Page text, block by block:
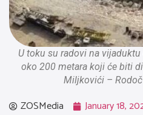
U toku su radovi na
oko 200 metara koji će biti
Miljkovići – Rodoč
ZOSMedia January 18,